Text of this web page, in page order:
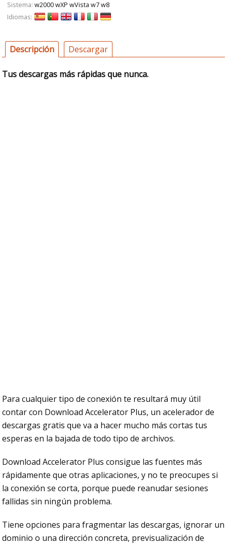
Sistema: w2000 wXP wVista w7 w8
Idiomas:
Descripción Descargar
Tus descargas más rápidas que nunca.
Para cualquier tipo de conexión te resultará muy útil
contar con Download Accelerator Plus, un acelerador de
descargas gratis que va a hacer mucho más cortas tus
esperas en la bajada de todo tipo de archivos.
Download Accelerator Plus consigue las fuentes más
rápidamente que otras aplicaciones, y no te preocupes si
la conexión se corta, porque puede reanudar sesiones
fallidas sin ningún problema.
Tiene opciones para fragmentar las descargas, ignorar un
dominio o una dirección concreta, previsualización de